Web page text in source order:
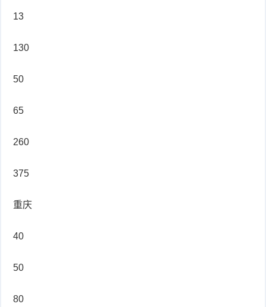
13
130
50
65
260
375
重庆
40
50
80